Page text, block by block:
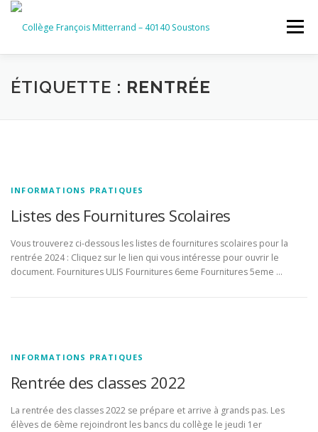
Aller
contenu
Menu
ACCUEIL RUBRIQUES
INSTANCES ET PARTENAIRES
ÉTIQUETTE : RENTRÉE
INFORMATIONS PRATIQUES
Listes des Fournitures Scolaires
Vous trouverez ci-dessous les listes de fournitures scolaires pour la
rentrée 2024 : Cliquez sur le lien qui vous intéresse pour ouvrir le
document. Fournitures ULIS Fournitures 6eme Fournitures 5eme …
INFORMATIONS PRATIQUES
Rentrée des classes 2022
La rentrée des classes 2022 se prépare et arrive à grands pas. Les
élèves de 6ème rejoindront les bancs du collège le jeudi 1er